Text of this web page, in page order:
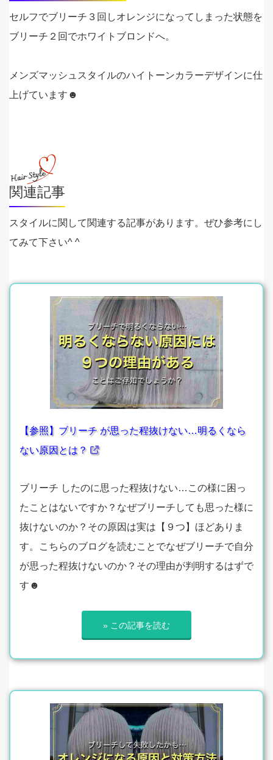
セルフでブリーチ３回しオレンジになってしまった状態を
ブリーチ２回でホワイトブロンドへ。
メンズマッシュスタイルのハイトーンカラーデザインに仕
上げています☻
関連記事
スタイルに関して関連する記事があります。ぜひ参考にし
てみて下さい^ ^
【参照】ブリーチ が思った程抜けない…明るくなら
ない原因とは？
ブリーチ したのに思った程抜けない…この様に困っ
たことはないですか？なぜブリーチしても思った様に
抜けないのか？その原因は実は【９つ】ほどありま
す。こちらのブログを読むことでなぜブリーチで自分
が思った程抜けないのか？その理由が判明するはずで
す☻
» この記事を読む